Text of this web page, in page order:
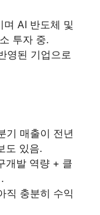
며 AI 반도체 및
투자 중.
영된 기업으로
기 매출이 전년
도 있음.
개발 역량 + 클
직 충분히 수익